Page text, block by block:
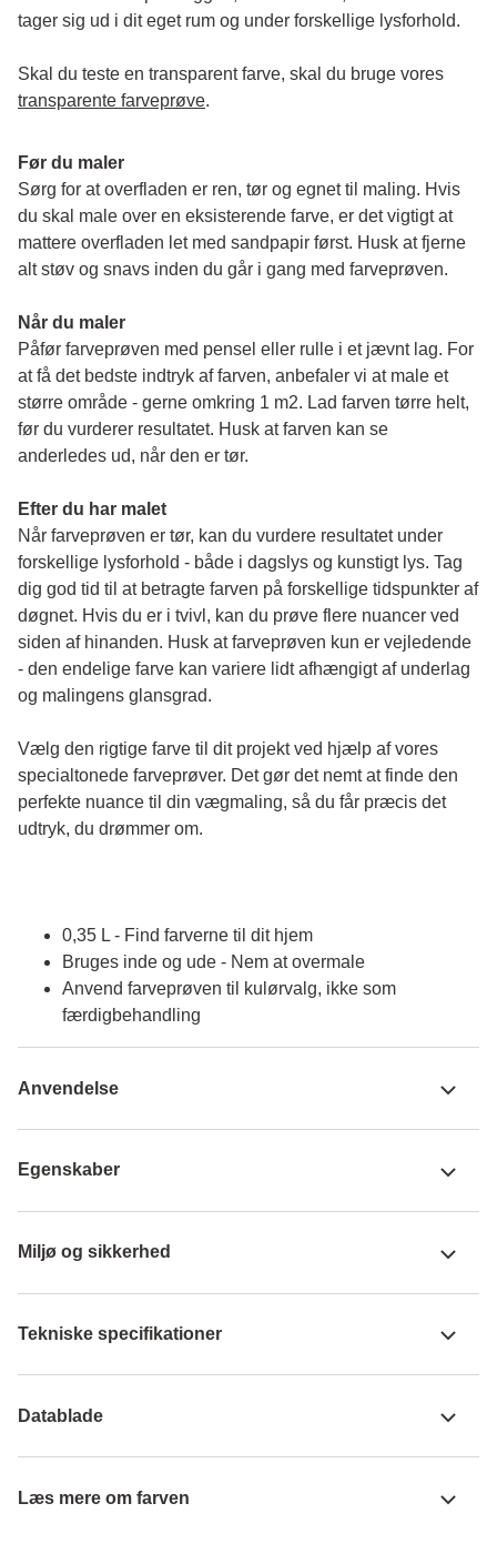
tager sig ud i dit eget rum og under forskellige lysforhold.
transparente farveprøve.
Før du maler
Sørg for at overfladen er ren, tør og egnet til maling. Hvis
du skal male over en eksisterende farve, er det vigtigt at
mattere overfladen let med sandpapir først. Husk at fjerne
alt støv og snavs inden du går i gang med farveprøven.
Når du maler
Påfør farveprøven med pensel eller rulle i et jævnt lag. For
at få det bedste indtryk af farven, anbefaler vi at male et
større område - gerne omkring 1 m2. Lad farven tørre helt,
før du vurderer resultatet. Husk at farven kan se
anderledes ud, når den er tør.
Efter du har malet
Når farveprøven er tør, kan du vurdere resultatet under
forskellige lysforhold - både i dagslys og kunstigt lys. Tag
dig god tid til at betragte farven på forskellige tidspunkter af
døgnet. Hvis du er i tvivl, kan du prøve flere nuancer ved
siden af hinanden. Husk at farveprøven kun er vejledende
- den endelige farve kan variere lidt afhængigt af underlag
og malingens glansgrad.
Vælg den rigtige farve til dit projekt ved hjælp af vores
specialtonede farveprøver. Det gør det nemt at finde den
perfekte nuance til din vægmaling, så du får præcis det
udtryk, du drømmer om.
0,35 L - Find farverne til dit hjem
Bruges inde og ude - Nem at overmale
Anvend farveprøven til kulørvalg, ikke som
færdigbehandling
Anvendelse
Egenskaber
Miljø og sikkerhed
Tekniske specifikationer
Datablade
Læs mere om farven